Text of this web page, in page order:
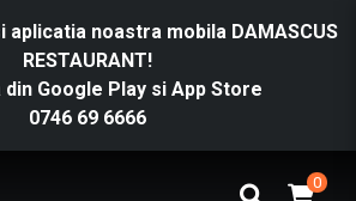
aplicatia noastra mobila DAMASCUS
RESTAURANT!
din Google Playsi App Store
0746 69 6666
0